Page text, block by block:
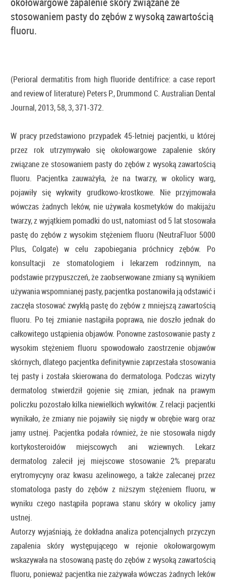
stosowaniem pasty do zębów z wysoką zawartością
fluoru.
(Perioral dermatitis from high fluoride dentifrice: a case report
and review of literature) Peters P., Drummond C. Australian Dental
Journal, 2013, 58, 3, 371-372.
W pracy przedstawiono przypadek 45-letniej pacjentki, u której
przez rok utrzymywało się okołowargowe zapalenie skóry
związane ze stosowaniem pasty do zębów z wysoką zawartością
fluoru. Pacjentka zauważyła, że na twarzy, w okolicy warg,
pojawiły się wykwity grudkowo-krostkowe. Nie przyjmowała
wówczas żadnych leków, nie używała kosmetyków do makijażu
twarzy, z wyjątkiem pomadki do ust, natomiast od 5 lat stosowała
pastę do zębów z wysokim stężeniem fluoru (NeutraFluor 5000
Plus, Colgate) w celu zapobiegania próchnicy zębów. Po
konsultacji ze stomatologiem i lekarzem rodzinnym, na
podstawie przypuszczeń, że zaobserwowane zmiany są wynikiem
używania wspomnianej pasty, pacjentka postanowiła ją odstawić i
zaczęła stosować zwykłą pastę do zębów z mniejszą zawartością
fluoru. Po tej zmianie nastąpiła poprawa, nie doszło jednak do
całkowitego ustąpienia objawów. Ponowne zastosowanie pasty z
wysokim stężeniem fluoru spowodowało zaostrzenie objawów
skórnych, dlatego pacjentka definitywnie zaprzestała stosowania
tej pasty i została skierowana do dermatologa. Podczas wizyty
dermatolog stwierdził gojenie się zmian, jednak na prawym
policzku pozostało kilka niewielkich wykwitów. Z relacji pacjentki
wynikało, że zmiany nie pojawiły się nigdy w obrębie warg oraz
jamy ustnej. Pacjentka podała również, że nie stosowała nigdy
kortykosteroidów miejscowych ani wziewnych. Lekarz
dermatolog zalecił jej miejscowe stosowanie 2% preparatu
erytromycyny oraz kwasu azelinowego, a także zalecanej przez
stomatologa pasty do zębów z niższym stężeniem fluoru, w
wyniku czego nastąpiła poprawa stanu skóry w okolicy jamy
ustnej.
Autorzy wyjaśniają, że dokładna analiza potencjalnych przyczyn
zapalenia skóry występującego w rejonie okołowargowym
wskazywała na stosowaną pastę do zębów z wysoką zawartością
fluoru, ponieważ pacjentka nie zażywała wówczas żadnych leków